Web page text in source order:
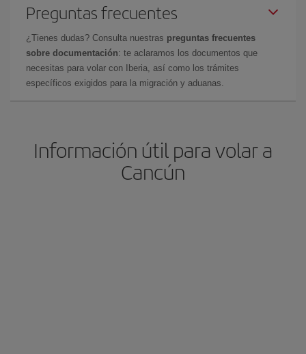
Preguntas frecuentes
¿Tienes dudas? Consulta nuestras preguntas frecuentes
sobre documentación: te aclaramos los documentos que
necesitas para volar con Iberia, así como los trámites
específicos exigidos para la migración y aduanas.
Información útil para volar a
Cancún